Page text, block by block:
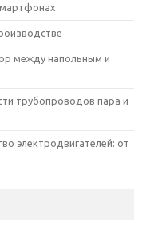
между напольным и
трубопроводов пара и
электродвигателей: от